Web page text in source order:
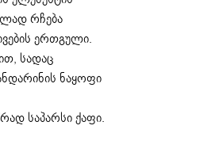
რჩება
ერთგული.
სადაც
ნაყოფი
საპარსი ქაფი.